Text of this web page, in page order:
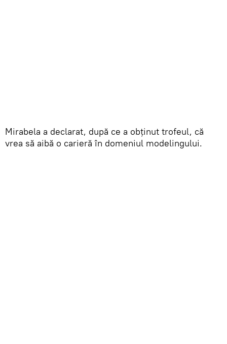
Mirabela a declarat, după ce a obținut trofeul, că
vrea să aibă o carieră în domeniul modelingului.